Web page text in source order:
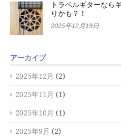
トラベルギターなら
りかも？！
2025年12月19日
アーカイブ
2025年12月 (2)
2025年11月 (1)
2025年10月 (1)
2025年9月 (2)